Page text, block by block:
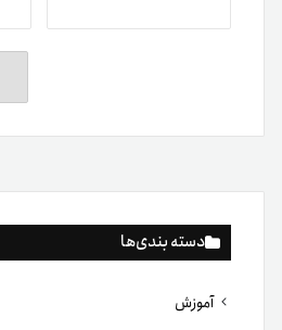
دسته بندی‌ها
آموزش